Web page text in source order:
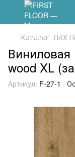
Каталог ПВХ
Виниловая
wood XL
Артикул: F-27-1